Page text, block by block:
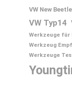
VW New Beetle
VW Typ14
Werkzeuge für
Werkzeug
Werkzeuge